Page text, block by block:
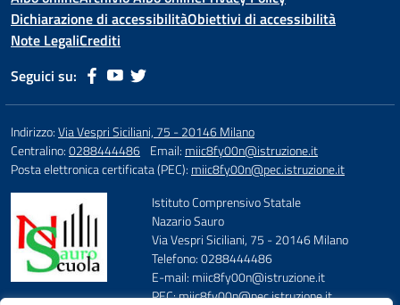
Dichiarazione di accessibilitàObiettivi di accessibilità
Note LegaliCrediti
Seguici su:
Indirizzo:Via Vespri Siciliani, 75 - 20146 Milano
Centralino:0288444486 Email: miic8fy00n@istruzione.it
Posta elettronica certificata (PEC): miic8fy00n@pec.istruzione.it
Istituto Comprensivo Statale
Nazario Sauro
Via Vespri Siciliani, 75 - 20146 Milano
Telefono: 0288444486
E-mail: miic8fy00n@istruzione.it
PEC: miic8fy00n@pec.istruzione.it